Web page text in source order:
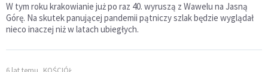
W tym roku krakowianie już po raz 40. wyruszą z Wawelu na Jasną
Górę. Na skutek panującej pandemii pątniczy szlak będzie wyglądał
nieco inaczej niż w latach ubiegłych.